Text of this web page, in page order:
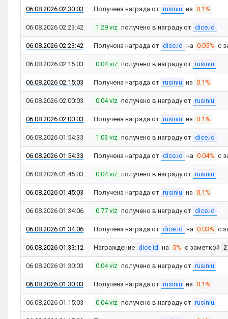
06.08.2026 02:30:03 Получена награда от rusiniu на 0.1%
06.08.2026 02:23:42 1.29 viz получено в награду от dice.id
06.08.2026 02:23:42 Получена награда от dice.id на 0.05% с
06.08.2026 02:15:03 0.04 viz получено в награду от rusiniu
06.08.2026 02:15:03 Получена награда от rusiniu на 0.1%
06.08.2026 02:00:03 0.04 viz получено в награду от rusiniu
06.08.2026 02:00:03 Получена награда от rusiniu на 0.1%
06.08.2026 01:54:33 1.03 viz получено в награду от dice.id
06.08.2026 01:54:33 Получена награда от dice.id на 0.04% с
06.08.2026 01:45:03 0.04 viz получено в награду от rusiniu
06.08.2026 01:45:03 Получена награда от rusiniu на 0.1%
06.08.2026 01:34:06 0.77 viz получено в награду от dice.id
06.08.2026 01:34:06 Получена награда от dice.id на 0.03% с
06.08.2026 01:33:12 Награждение dice.id на 5% с заметкой
06.08.2026 01:30:03 0.04 viz получено в награду от rusiniu
06.08.2026 01:30:03 Получена награда от rusiniu на 0.1%
06.08.2026 01:15:03 0.04 viz получено в награду от rusiniu